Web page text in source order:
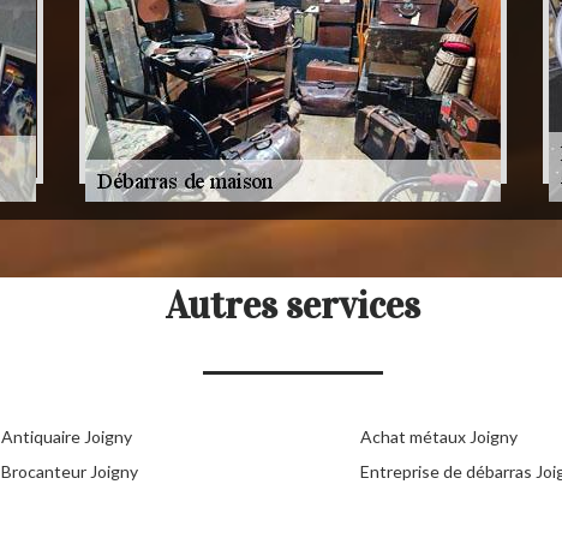
Autres services
Antiquaire Joigny
Brocanteur Joigny
Achat métaux Joigny
Entreprise de débarras